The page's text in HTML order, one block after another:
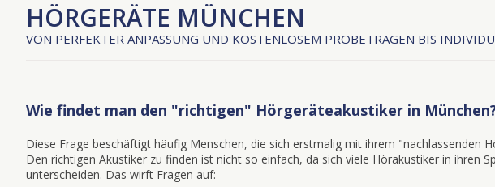
HÖRGERÄTE MÜNCHEN
VON PERFEKTER ANPASSUNG UND KOSTENLOSEM PROBETRAGEN BIS
Wie findet man den "richtigen" Hörgeräteakustiker in
Diese Frage beschäftigt häufig Menschen, die sich erstmalig mit ihrem "nachlassenden
Den richtigen Akustiker zu finden ist nicht so einfach, da sich viele Hörakustiker in ihren
unterscheiden. Das wirft Fragen auf: